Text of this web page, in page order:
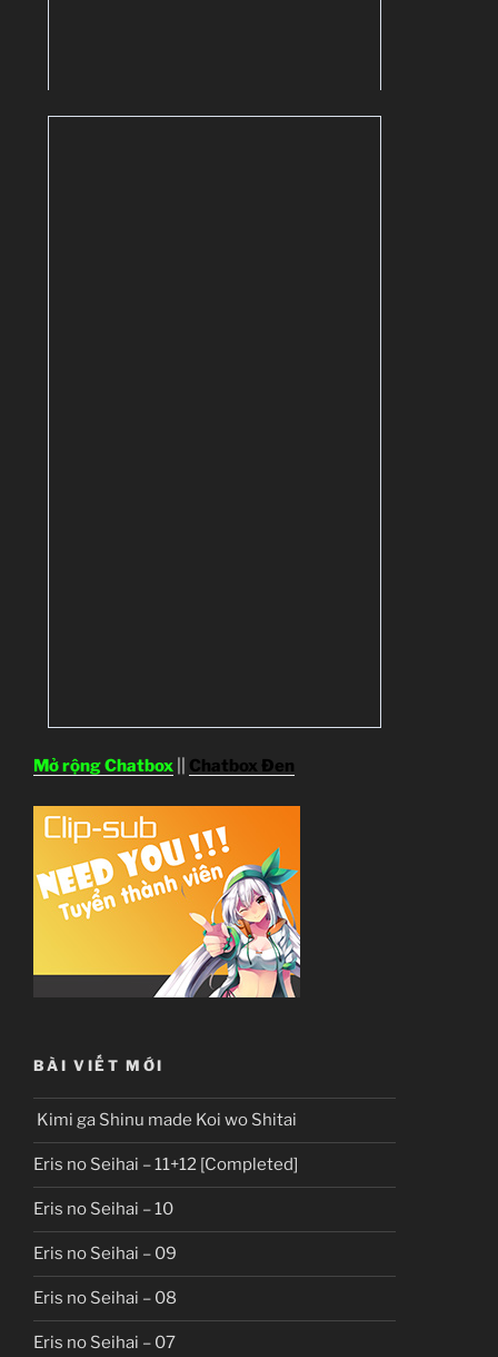
Mở rộng Chatbox Chatbox Đen
BÀI VIẾT MỚI
Kimi ga Shinu made Koi wo Shitai
Eris no Seihai – 11+12 [Completed]
Eris no Seihai – 10
Eris no Seihai – 09
Eris no Seihai – 08
Eris no Seihai – 07